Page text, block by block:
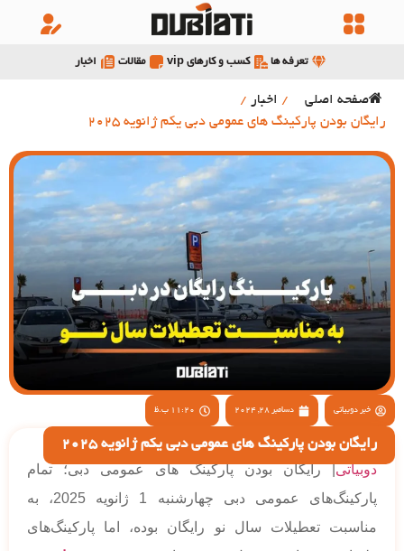
تعرفه ها کسب و کارهای vip مقالات اخبار
صفحه اصلی / اخبار /
رایگان بودن پارکینگ های عمومی دبی یکم ژانویه 2025
خبر دوبیاتی دسامبر 28, 2024 11:20 ب.ظ
رایگان بودن پارکینگ های عمومی دبی یکم ژانویه 2025
دوبیاتی| رایگان بودن پارکینگ های عمومی دبی؛ تمام
پارکینگ‌های عمومی دبی چهارشنبه 1 ژانویه 2025، به
مناسبت تعطیلات سال نو رایگان بوده، اما پارکینگ‌های